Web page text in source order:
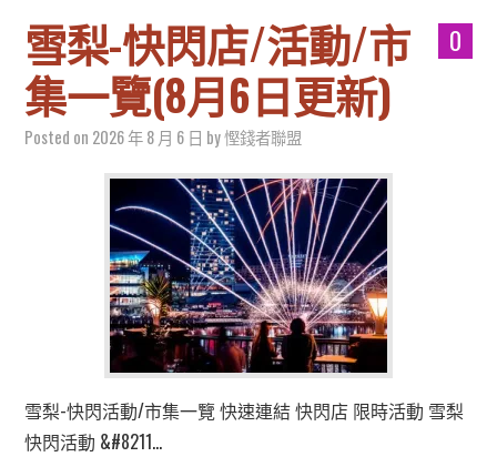
0
雪梨-快閃店/活動/市
集一覽(8月6日更新)
Posted on 2026 年 8 月 6 日 by慳錢者聯盟
雪梨-快閃活動/市集一覽 快速連結 快閃店 限時活動 雪梨
快閃活動 &#8211…